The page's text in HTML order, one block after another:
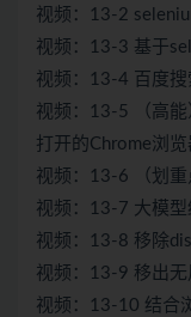
视频：13-2
视频：13-3 基于
视频：13-4 百度
视频：13-5 （高
打开的Chrome浏览
视频：13-6 （划
视频：13-7 大模
视频：13-8 移除
视频：13-9 移出
视频：13-10 结合